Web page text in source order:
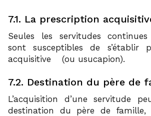
7.1. La prescription
Seules les servitudes
sont susceptibles de s’établir
acquisitive
(ou usucapion).
7.2. Destination du père de
L’acquisition d’une servitude
destination du père de famille,